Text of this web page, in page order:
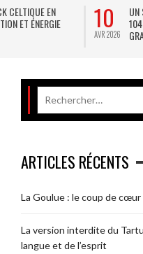
10
UN SPECTACLE À COUPER
104 : FRAMES
ARTICLES RÉCENTS
La Goulue : le coup de
La version interdite du
langue et de l’esprit